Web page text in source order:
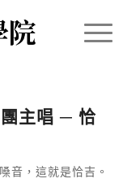
主唱 ─ 恰
音，這就是恰吉。